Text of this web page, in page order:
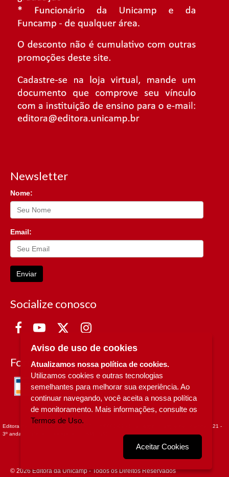
Newsletter
Nome:
Email:
Enviar
Socialize conosco
Formas de Pagamento
Editora da Unicamp - CNPJ n° 49.607.336/0002-97 - Rua Sérgio Buarque de Holanda, 421 -
3º andar - Cidade Universitária - - CAMPINAS - SP
© 2026 Editora da Unicamp - Todos os Direitos Reservados
Aviso de uso de cookies
Atualizamos nossa política de cookies.
Utilizamos cookies e outras tecnologias
semelhantes para melhorar sua experiência. Ao
continuar navegando, você aceita a nossa política
de monitoramento. Mais informações, consulte os
Termos de Uso.
Aceitar Cookies